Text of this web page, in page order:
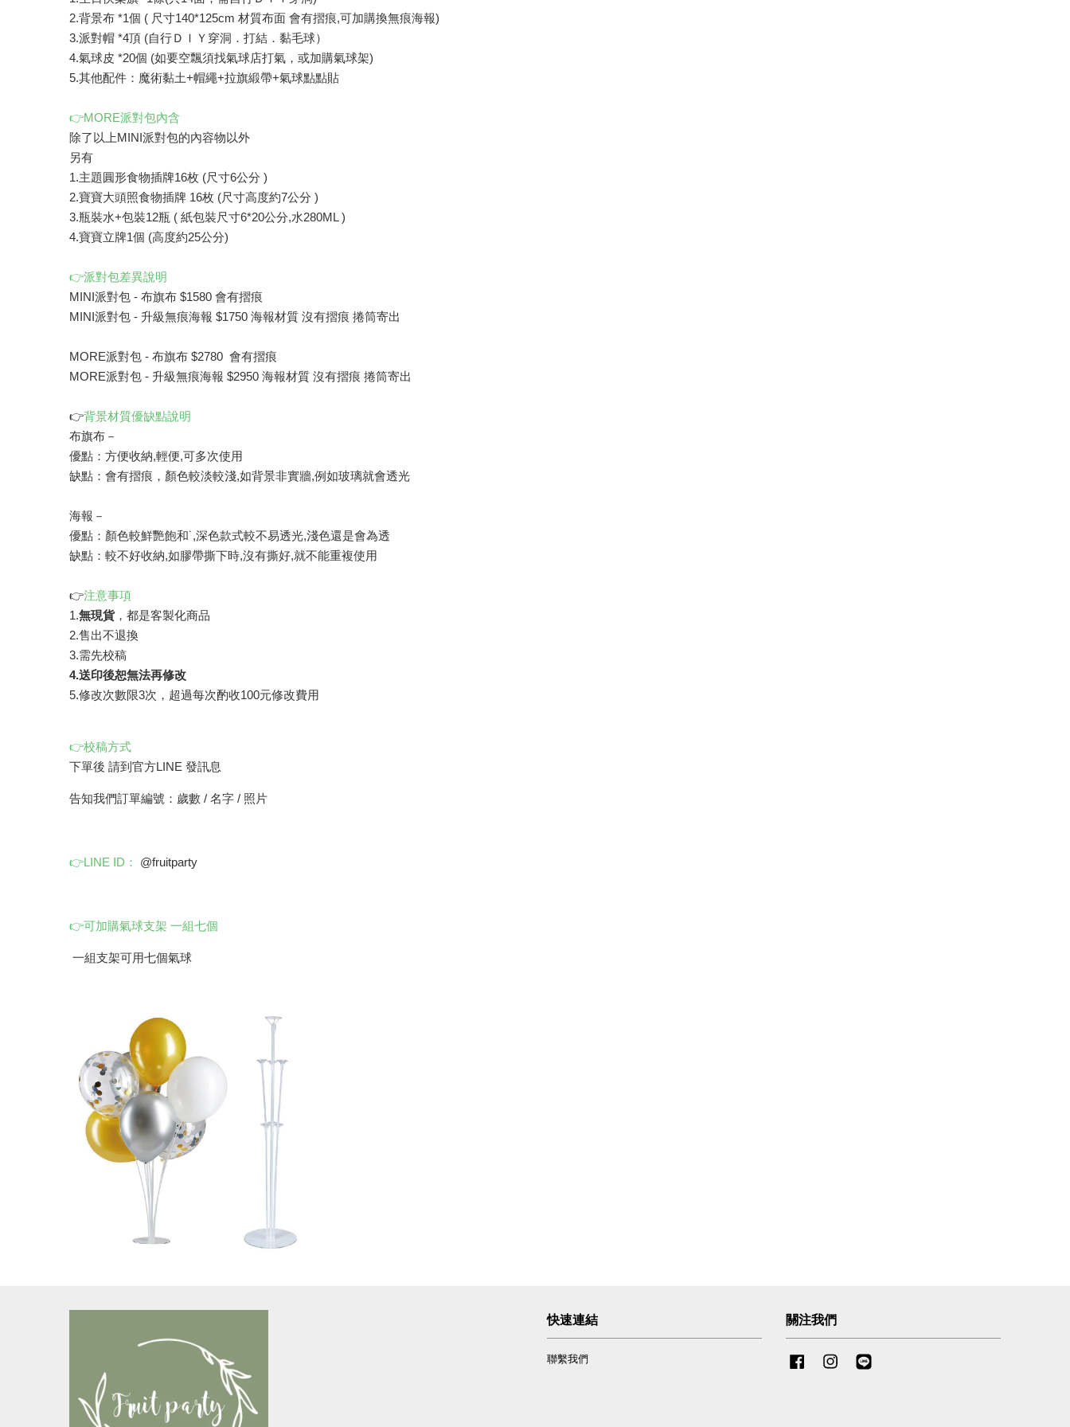
2.背景布 *1個 ( 尺寸140*125cm 材質布面 會有摺痕,可加購換無痕海報)
3.派對帽 *4頂 (自行ＤＩＹ穿洞．打結．黏毛球）
4.氣球皮 *20個 (如要空飄須找氣球店打氣，或加購氣球架)
5.其他配件：魔術黏土+帽繩+拉旗緞帶+氣球點點貼
👉MORE派對包內含
除了以上MINI派對包的內容物以外
另有
1.主題圓形食物插牌16枚 (尺寸6公分 )
2.寶寶大頭照食物插牌 16枚 (尺寸高度約7公分 )
3.瓶裝水+包裝12瓶 ( 紙包裝尺寸6*20公分,水280ML )
4.寶寶立牌1個 (高度約25公分)
👉派對包差異說明
MINI派對包 - 布旗布 $1580 會有摺痕
MINI派對包 - 升級無痕海報 $1750 海報材質 沒有摺痕 捲筒寄出
MORE派對包 - 布旗布 $2780 會有摺痕
MORE派對包 - 升級無痕海報 $2950 海報材質 沒有摺痕 捲筒寄出
👉背景材質優缺點說明
布旗布－
優點：方便收納,輕便,可多次使用
缺點：會有摺痕，顏色較淡較淺,如背景非實牆,例如玻璃就會透光
海報－
優點：顏色較鮮艷飽和˙,深色款式較不易透光,淺色還是會為透
缺點：較不好收納,如膠帶撕下時,沒有撕好,就不能重複使用
👉注意事項
1.無現貨，都是客製化商品
2.售出不退換
3.需先校稿
4.送印後恕無法再修改
5.修改次數限3次，超過每次酌收100元修改費用
👉校稿方式
下單後 請到官方LINE 發訊息
告知我們訂單編號：歲數 / 名字 / 照片
👉LINE ID： @fruitparty
👉可加購氣球支架 一組七個
一組支架可用七個氣球
快速連結
聯繫我們
關注我們
FacebookInstagram